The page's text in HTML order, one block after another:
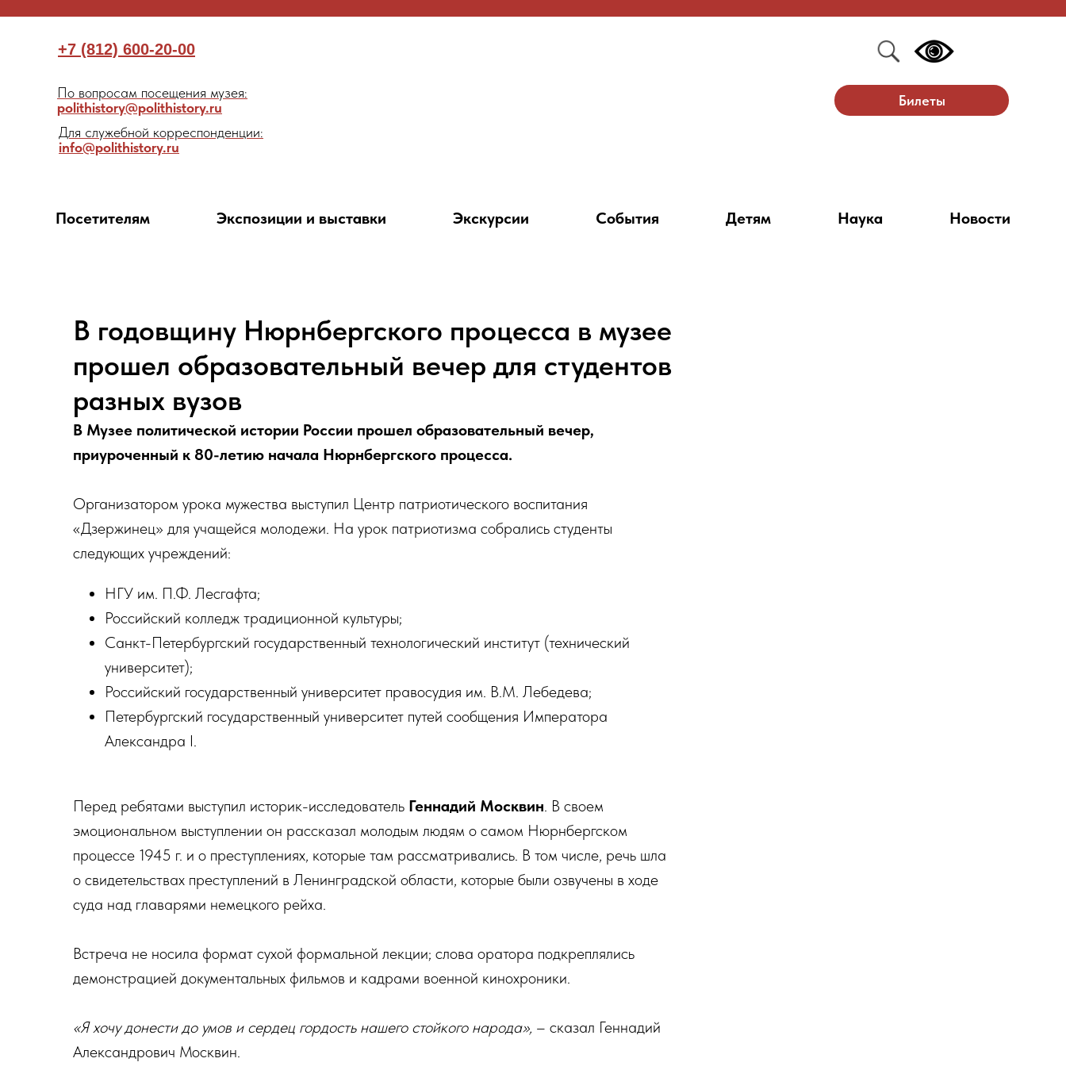
Билеты
+7 (812) 600-20-00
По вопросам посещения музея:
polithistory@polithistory.ru
Для служебной корреспонденции:
info@polithistory.ru
Посетителям Экспозиции и выставки Экскурсии События Детям Наука Новости
В годовщину Нюрнбергского процесса в музее
прошел образовательный вечер для студентов
разных вузов
В Музее политической истории России прошел образовательный вечер,
приуроченный к 80-летию начала Нюрнбергского процесса.
Организатором урока мужества выступил Центр патриотического воспитания
«Дзержинец» для учащейся молодежи. На урок патриотизма собрались студенты
следующих учреждений:
НГУ им. П.Ф. Лесгафта;
Российский колледж традиционной культуры;
Санкт-Петербургский государственный технологический институт (технический
университет);
Российский государственный университет правосудия им. В.М. Лебедева;
Петербургский государственный университет путей сообщения Императора
Александра I.
Перед ребятами выступил историк-исследователь Геннадий Москвин. В своем
эмоциональном выступлении он рассказал молодым людям о самом Нюрнбергском
процессе 1945 г. и о преступлениях, которые там рассматривались. В том числе, речь шла
о свидетельствах преступлений в Ленинградской области, которые были озвучены в ходе
суда над главарями немецкого рейха.
Встреча не носила формат сухой формальной лекции; слова оратора подкреплялись
демонстрацией документальных фильмов и кадрами военной кинохроники.
«Я хочу донести до умов и сердец гордость нашего стойкого народа», – сказал Геннадий
Александрович Москвин.